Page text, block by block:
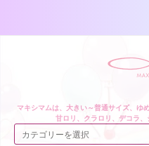
マキシマムは、大きい～普通サイズ、ゆ
甘ロリ、クラロリ、デコラ、